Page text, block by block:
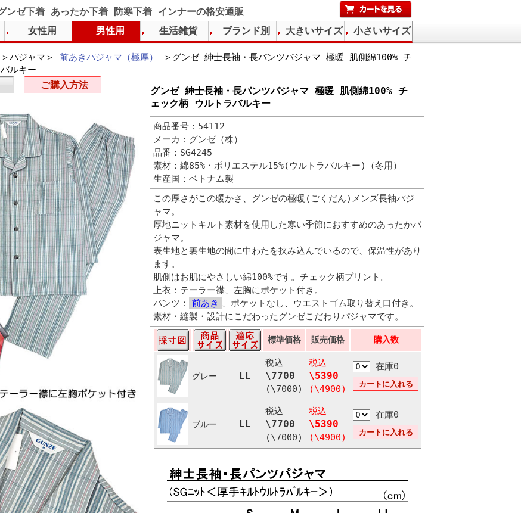
ンゼ下着 あったか下着 防寒下着 インナーの格安通販
＞パジャマ＞ 前あきパジャマ（極厚）
＞グンゼ 紳士長袖・長パンツパジャマ 極暖 肌側綿100% チ
ルキー
グンゼ 紳士長袖・長パンツパジャマ 極暖 肌側綿100% チ
ェック柄 ウルトラバルキー
商品番号：54112
メーカ：グンゼ（株）
品番：SG4245
素材：綿85%・ポリエステル15%(ウルトラバルキー)（冬用）
生産国：ベトナム製
この厚さがこの暖かさ、グンゼの極暖(ごくだん)メンズ長袖パジ
ャマ。
厚地ニットキルト素材を使用した寒い季節におすすめのあったかパ
ジャマ。
表生地と裏生地の間に中わたを挟み込んでいるので、保温性があり
ます。
肌側はお肌にやさしい綿100%です。チェック柄プリント。
上衣：テーラー襟、左胸にポケット付き。
パンツ：
前あき 、ポケットなし、ウエストゴム取り替え口付き。
素材・縫製・設計にこだわったグンゼこだわりパジャマです。
標準価格 販売価格 購入数
グレー LL
税込
\7700
(\7000)
税込
\5390
(\4900)
在庫0
ブルー LL
税込
\7700
(\7000)
税込
\5390
(\4900)
在庫0
ご購入方法
女性用 男性用 生活雑貨 ブランド別 大きいサイズ 小さいサイズ